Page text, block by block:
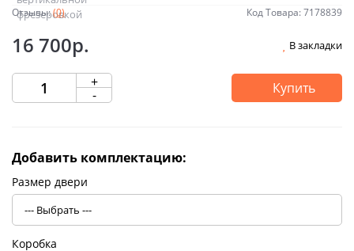
Отзывы:(0) Код Товара: 7178839
16 700р. В закладки
+
- Купить
Добавить комплектацию:
Размер двери
Коробка